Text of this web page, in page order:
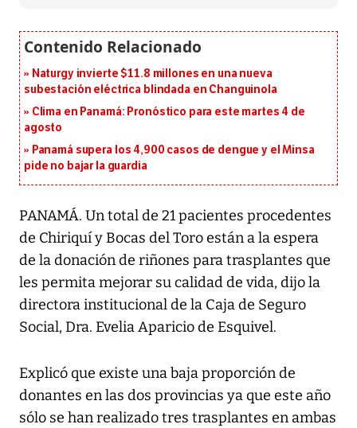
Naturgy invierte $11.8 millones en una nueva
subestación eléctrica blindada en Changuinola
Clima en Panamá: Pronóstico para este martes 4 de
agosto
Panamá supera los 4,900 casos de dengue y el Minsa
pide no bajar la guardia
PANAMÁ. Un total de 21 pacientes procedentes
de Chiriquí y Bocas del Toro están a la espera
de la donación de riñones para trasplantes que
les permita mejorar su calidad de vida, dijo la
directora institucional de la Caja de Seguro
Social, Dra. Evelia Aparicio de Esquivel.
Explicó que existe una baja proporción de
donantes en las dos provincias ya que este año
sólo se han realizado tres trasplantes en ambas